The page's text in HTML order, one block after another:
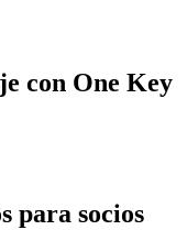
con One Key
para socios